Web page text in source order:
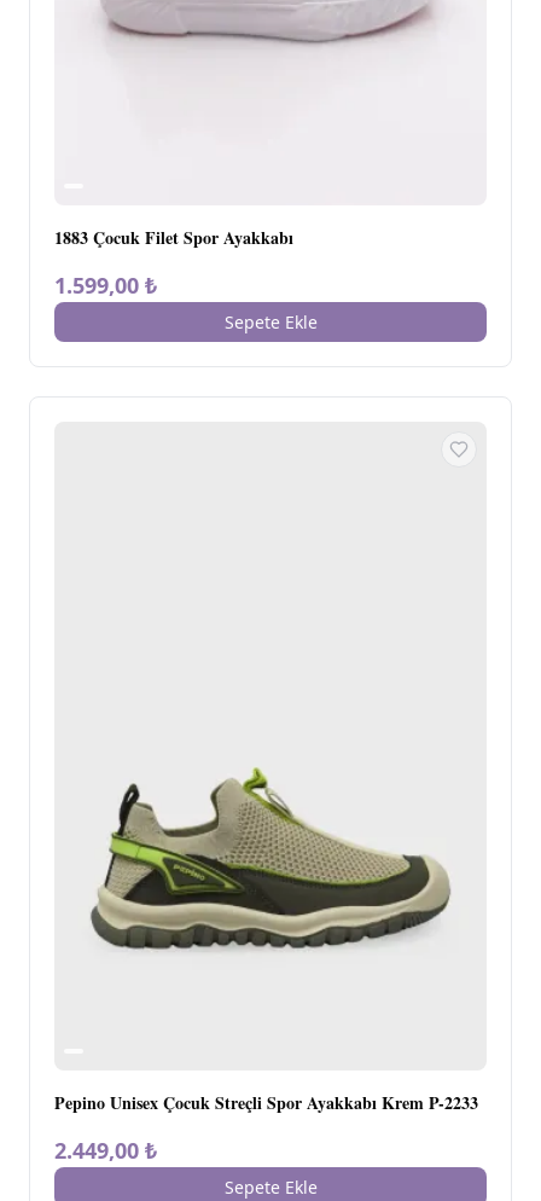
1883 Çocuk Filet Spor Ayakkabı
1.599,00 ₺
Sepete Ekle
Pepino Unisex Çocuk Streçli Spor Ayakkabı Krem P-2233
2.449,00 ₺
Sepete Ekle